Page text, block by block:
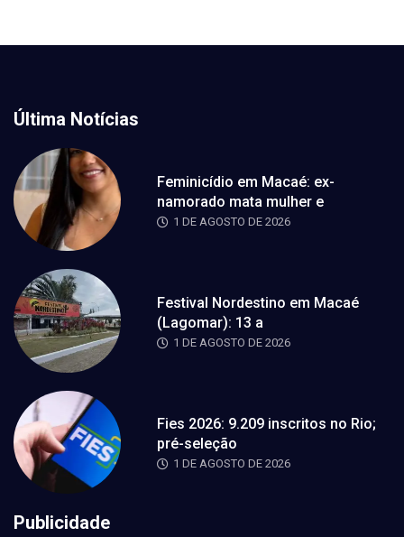
Última Notícias
Feminicídio em Macaé: ex-
namorado mata mulher e
1 DE AGOSTO DE 2026
Festival Nordestino em Macaé
(Lagomar): 13 a
1 DE AGOSTO DE 2026
Fies 2026: 9.209 inscritos no Rio;
pré-seleção
1 DE AGOSTO DE 2026
Publicidade